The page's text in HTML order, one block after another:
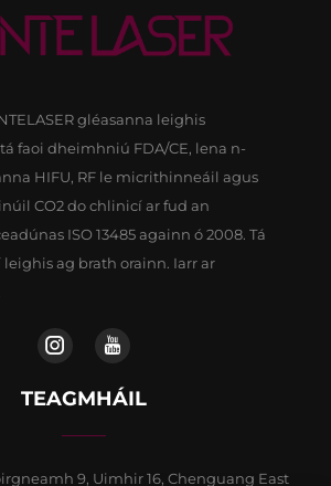
gléasanna leighis
faoi dheimhniú FDA/CE, lena n-
HIFU, RF le micrithinneáil agus
CO2 do chlinicí ar fud an
ISO 13485 againn ó 2008. Tá
ag brath orainn. Iarr ar
TEAGMHÁIL
9, Uimhir 16, Chenguang East